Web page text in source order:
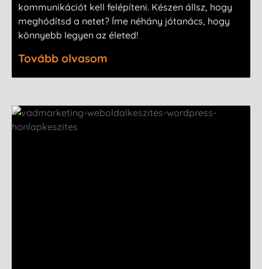
kommunikációt kell felépíteni. Készen állsz, hogy
meghódítsd a netet? Íme néhány jótanács, hogy
könnyebb legyen az életed!
Tovább olvasom